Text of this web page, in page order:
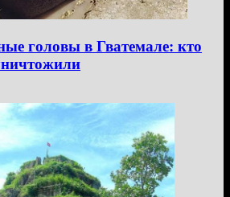
головы в Гватемале: кто